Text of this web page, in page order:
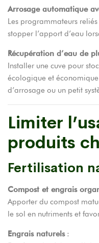
Arrosage automatique
Les programmateurs
stopper l’apport d’eau
Récupération d’eau de
Installer une cuve pour
écologique et
d’arrosage ou un petit
Limiter
produits
Fertilisation
Compost et engrais
Apporter du compost
le sol en nutriments et
Engrais naturels: